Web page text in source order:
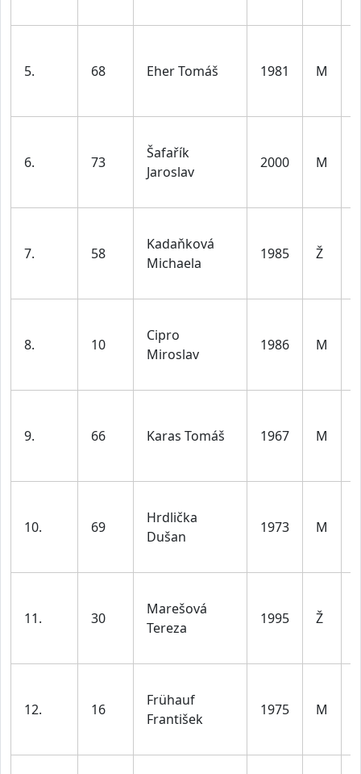
5. 68 Eher Tomáš 1981 M
6. 73
Šafařík
Jaroslav
2000 M
7. 58
Kadaňková
Michaela
1985 Ž
8. 10
Cipro
Miroslav
1986 M
9. 66 Karas Tomáš 1967 M
10. 69
Hrdlička
Dušan
1973 M
11. 30
Marešová
Tereza
1995 Ž
12. 16
Frühauf
František
1975 M